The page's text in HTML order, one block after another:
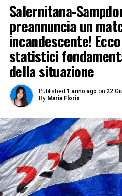
Salernitana-
preannuncia un
incandescente!
statistici
della situazione
Published 1 anno ago on 22
By Maria Floris